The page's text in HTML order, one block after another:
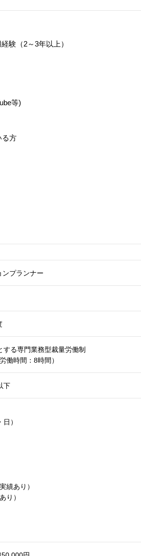
験（2～3年以上）
等)
る方
ンプランナー
る専門業務型裁量労働制
働時間：8時間）
下
）
績あり）
り）